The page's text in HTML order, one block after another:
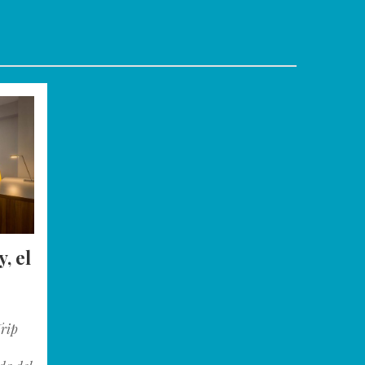
el